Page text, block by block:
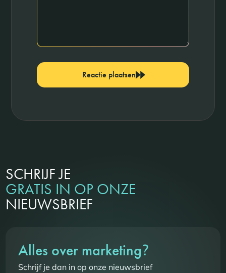
Reactie plaatsen
SCHRIJF JE
GRATIS IN OP ONZE
NIEUWSBRIEF
Alles over marketing?
Schrijf je dan in op onze nieuwsbrief